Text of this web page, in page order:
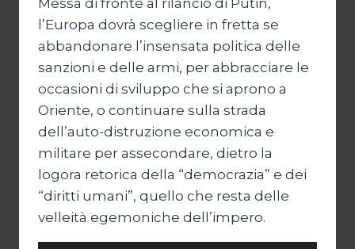
Messa di fronte al rilancio di Putin,
l’Europa dovrà scegliere in fretta se
abbandonare l’insensata politica delle
sanzioni e delle armi, per abbracciare le
occasioni di sviluppo che si aprono a
Oriente, o continuare sulla strada
dell’auto-distruzione economica e
militare per assecondare, dietro la
logora retorica della “democrazia” e dei
“diritti umani”, quello che resta delle
velleità egemoniche dell’impero.